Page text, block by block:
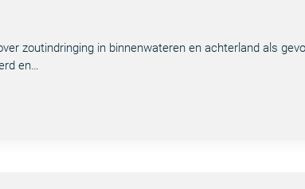
zoutindringing in binnenwateren en achterland als
en…